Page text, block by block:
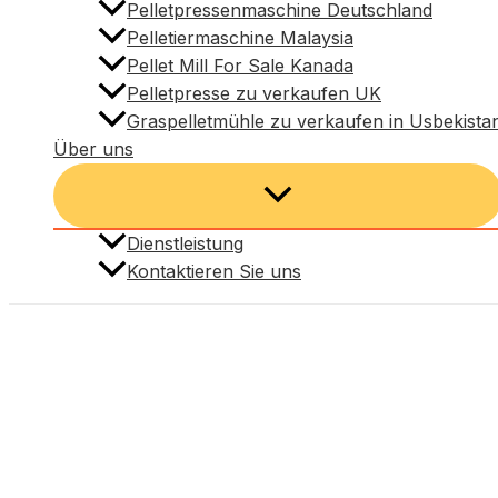
Pelletpressenmaschine Deutschland
Pelletiermaschine Malaysia
Pellet Mill For Sale Kanada
Pelletpresse zu verkaufen UK
Graspelletmühle zu verkaufen in
Über uns
Dienstleistung
Kontaktieren Sie uns